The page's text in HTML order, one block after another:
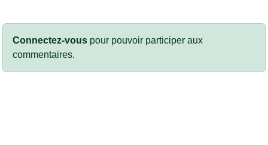
Connectez-vous pour pouvoir participer aux
commentaires.